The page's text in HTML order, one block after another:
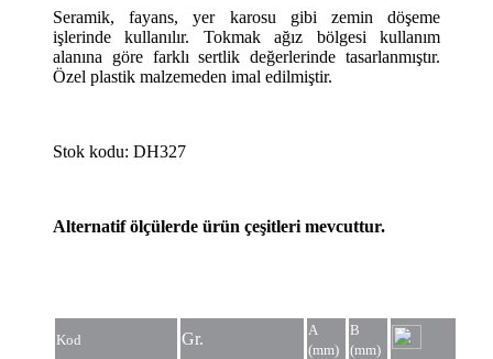
Seramik, fayans, yer karosu gibi zemin döşeme
işlerinde kullanılır. Tokmak ağız bölgesi kullanım
alanına göre farklı sertlik değerlerinde tasarlanmıştır.
Özel plastik malzemeden imal edilmiştir.
Stok kodu: DH327
Alternatif ölçülerde ürün çeşitleri mevcuttur.
Kod Gr.
A
(mm)
B
(mm)